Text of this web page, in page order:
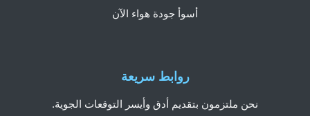
روابط سريعة
نحن ملتزمون بتقديم أدق وأيسر التوقعات الجوية.
أسوأ جودة هواء الآن